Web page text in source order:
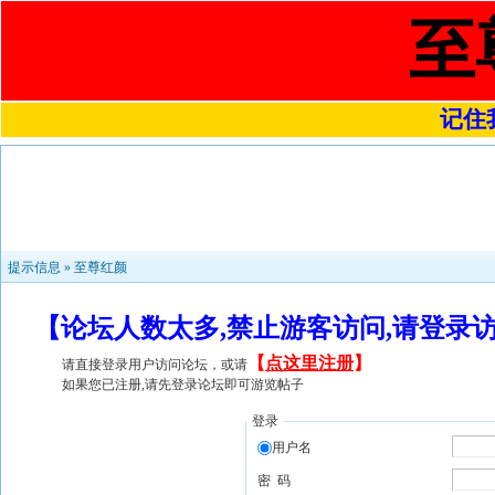
至
记住
提示信息 » 至尊红颜
【论坛人数太多,禁止游客访问,请登
请直接登录用户访问论坛，或请 【 点这里注册】
如果您已注册,请先登录论坛即可游览帖子
登录
用户名
密 码